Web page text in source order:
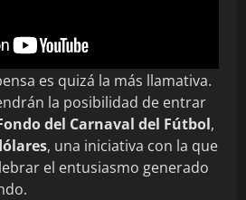
es quizá la más llamativa.
la posibilidad de entrar
del Carnaval del Fútbol,
, una iniciativa con la que
el entusiasmo generado